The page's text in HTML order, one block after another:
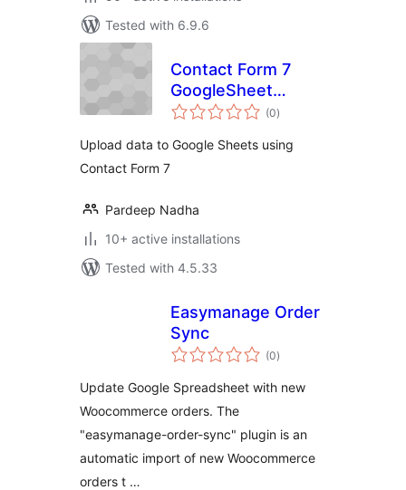
Tested with 6.9.6
Contact Form 7
GoogleSheet
Extension
(0total
ratings
)
Upload data to Google Sheets using
Contact Form 7
Pardeep Nadha
10+ active installations
Tested with 4.5.33
Easymanage Order
Sync
(0total
ratings
)
Update Google Spreadsheet with new
Woocommerce orders. The
"easymanage-order-sync" plugin is an
automatic import of new Woocommerce
orders t …